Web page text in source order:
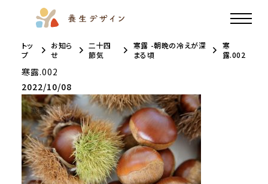
トッ
プ
お知ら
せ
二十四
節気
寒露 -朝晩の冷えが深
まる頃
寒
露.002
寒露.002
2022/10/08